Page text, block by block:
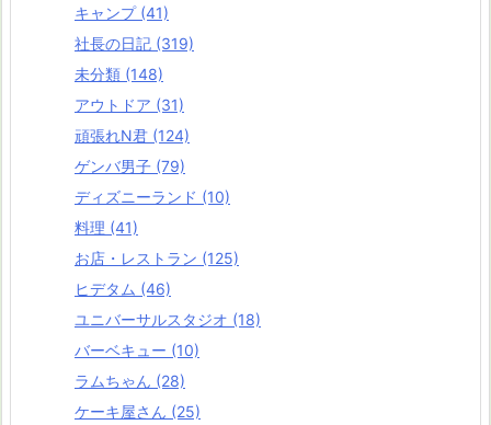
キャンプ (41)
社長の日記 (319)
未分類 (148)
アウトドア (31)
頑張れN君 (124)
ゲンバ男子 (79)
ディズニーランド (10)
料理 (41)
お店・レストラン (125)
ヒデタム (46)
ユニバーサルスタジオ (18)
バーベキュー (10)
ラムちゃん (28)
ケーキ屋さん (25)